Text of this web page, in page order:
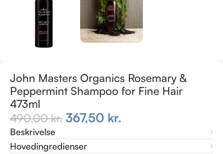
John Masters Organics Rosemary &
Peppermint Shampoo for Fine Hair
473ml
490,00kr. 367,50 kr.
Beskrivelse
Hovedingredienser